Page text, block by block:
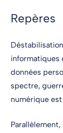
Repères
informatiques
données
spectre,
numérique